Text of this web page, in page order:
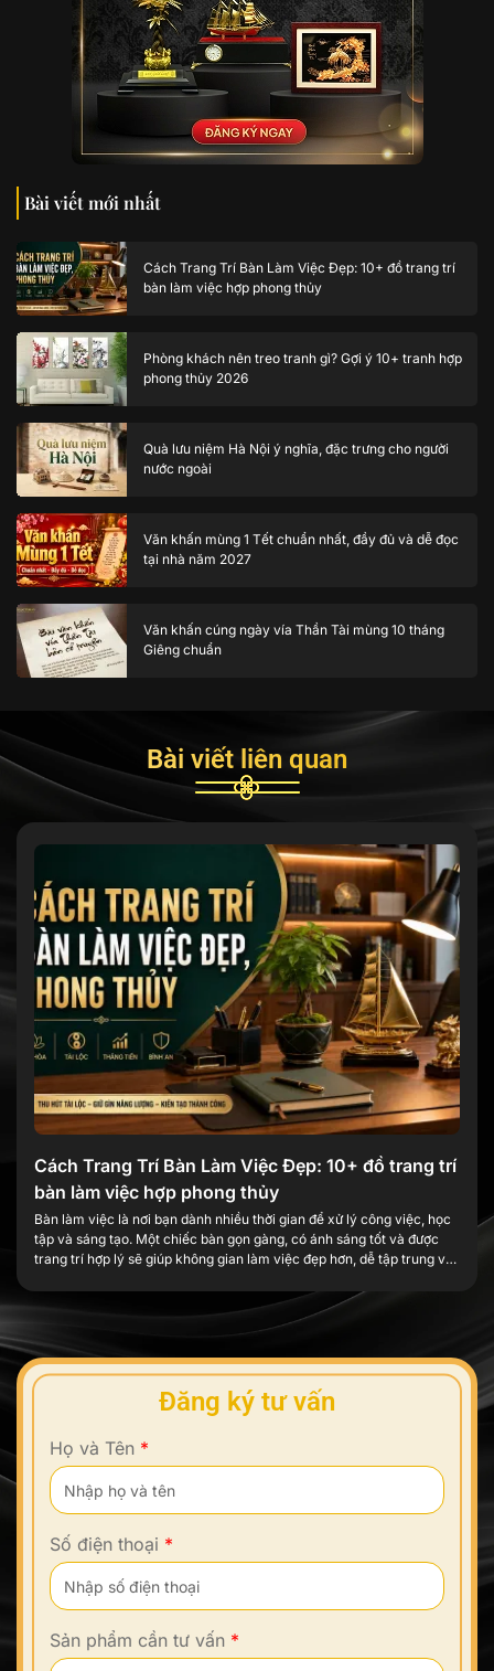
Bài viết mới nhất
Cách Trang Trí Bàn Làm Việc Đẹp: 10+ đồ trang trí
bàn làm việc hợp phong thủy
Phòng khách nên treo tranh gì? Gợi ý 10+ tranh hợp
phong thủy 2026
Quà lưu niệm Hà Nội ý nghĩa, đặc trưng cho người
nước ngoài
Văn khấn mùng 1 Tết chuẩn nhất, đầy đủ và dễ đọc
tại nhà năm 2027
Văn khấn cúng ngày vía Thần Tài mùng 10 tháng
Giêng chuẩn
Bài viết liên quan
Cách Trang Trí Bàn Làm Việc Đẹp: 10+ đồ trang trí
bàn làm việc hợp phong thủy
Bàn làm việc là nơi bạn dành nhiều thời gian để xử lý công việc, học
tập và sáng tạo. Một chiếc bàn gọn gàng, có ánh sáng tốt và được
trang trí hợp lý sẽ giúp không gian làm việc đẹp hơn, dễ tập trung và
Đăng ký tư vấn
Họ và Tên *
Số điện thoại *
Sản phẩm cần tư vấn *